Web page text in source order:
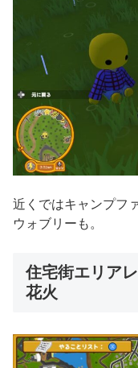
近くではキャンプフ
ウォブリーも。
住宅街エリア
花火